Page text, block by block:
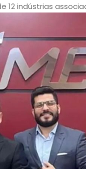
12 indústrias